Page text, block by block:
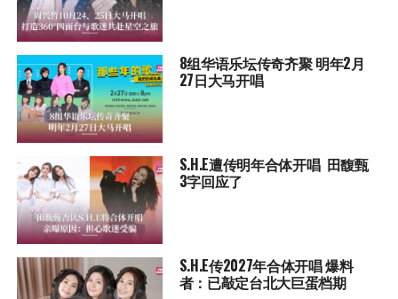
8组华语乐坛传奇⻬聚 明年2月
27日大马开唱
S.H.E遭传明年合体开唱 田馥甄
3字回应了
S.H.E传2027年合体开唱 爆料
者：已敲定台北大巨蛋档期